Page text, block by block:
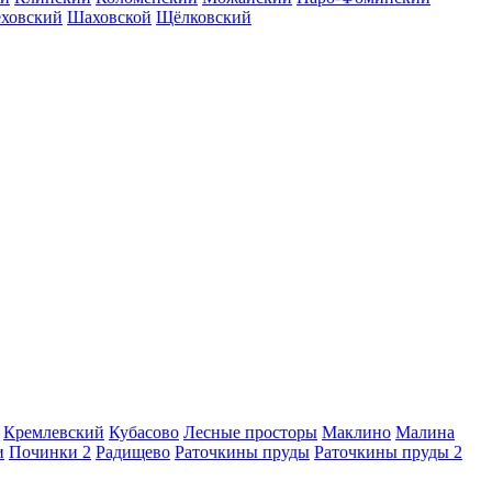
Шаховской Щёлковский
Кремлевский Кубасово Лесные просторы Маклино Малина
Починки 2 Радищево Раточкины пруды Раточкины пруды 2